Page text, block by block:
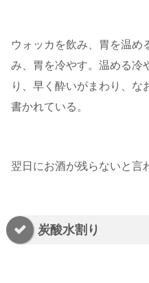
ウォッカを飲み、胃を温め
み、胃を冷やす。温める冷
り、早く酔いがまわり、な
書かれている。
翌日にお酒が残らないと言
炭酸水割り